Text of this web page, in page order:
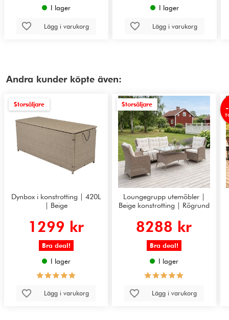
I lager
Lägg i varukorg
I lager
Lägg i varukorg
Andra kunder köpte även:
Storsäljare
Dynbox i konstrotting | 420L
| Beige
1299 kr
Bra deal!
I lager
Lägg i varukorg
Storsäljare
Loungegrupp utemöbler |
Beige konstrotting | Rögrund
8288 kr
Bra deal!
I lager
Lägg i varukorg